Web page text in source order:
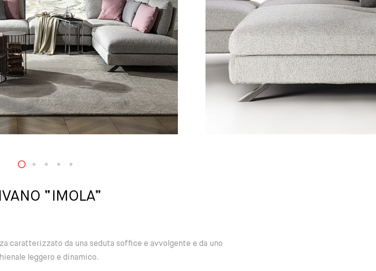
“IMOLA”
caratterizzato da una seduta soffice e avvolgente e da uno
leggero e dinamico.